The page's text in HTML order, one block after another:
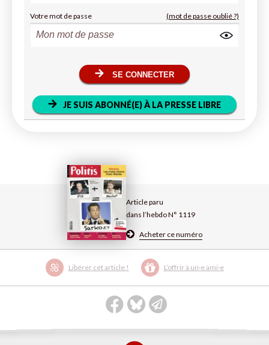
Article paru
dans l’hebdo N° 1119
Acheter ce numéro
Libérer cet article ! L’offrir à un·e ami·e
Votre mot de passe (mot de passe oublié ?)
SE CONNECTER
JE SUIS ABONNÉ(E) À LA PRESSE LIBRE